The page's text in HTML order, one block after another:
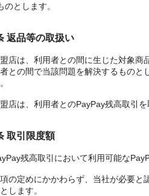
のとします。
返品等の取扱い
店は、利用者との間に生じた対象商
との間で当該問題を解決するもの
店は、利用者とのPayPay残高取引
取引限度額
残高取引において利用可能な
の定めにかかわらず、当社が必要と
します。